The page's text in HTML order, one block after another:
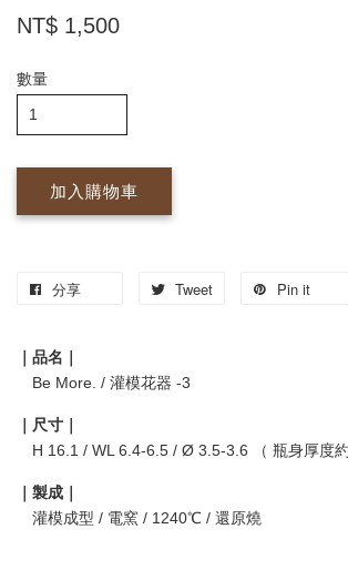
NT$ 1,500
數量
加入購物車
分享 Tweet Pin it
｜品名｜
Be More. / 灌模花器 -3
｜尺寸｜
H 16.1 / WL 6.4-6.5 / Ø 3.5-3.6 （ 瓶身厚度約
｜製成｜
灌模成型 / 電窯 / 1240℃ / 還原燒